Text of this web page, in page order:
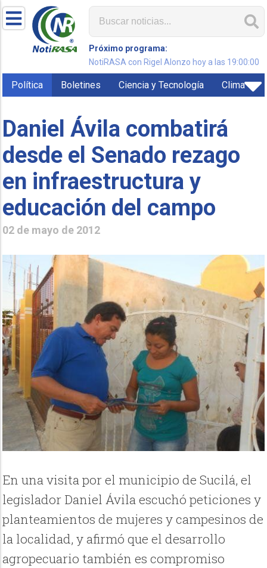
Próximo programa:
NotiRASA con Rigel Alonzo hoy a las 19:00:00
Política Boletines Ciencia y Tecnología Clima
Daniel Ávila combatirá
desde el Senado rezago
en infraestructura y
educación del campo
02 de mayo de 2012
En una visita por el municipio de Sucilá, el
legislador Daniel Ávila escuchó peticiones y
planteamientos de mujeres y campesinos de
la localidad, y afirmó que el desarrollo
agropecuario también es compromiso